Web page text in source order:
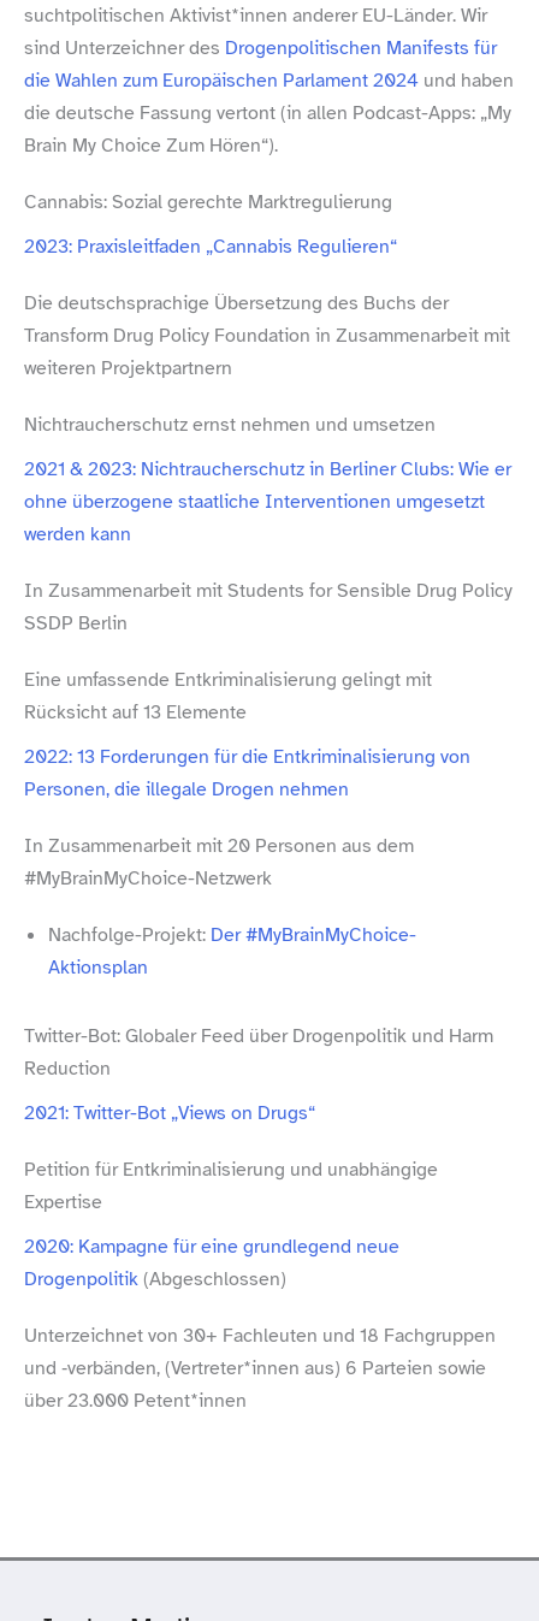
suchtpolitischen Aktivist*innen anderer EU-​Länder. Wir
sind Unterzeichner des Drogenpolitischen Manifests für
die Wahlen zum Europäischen Parlament 2024 und haben
die deutsche Fassung vertont (in allen Podcast-​Apps: „My
Brain My Choice Zum Hören“).
Cannabis: Sozial gerechte Marktregulierung
2023: Praxisleitfaden „Cannabis Regulieren“
Die deutschsprachige Übersetzung des Buchs der
Transform Drug Policy Foundation in Zusammenarbeit mit
weiteren Projektpartnern
Nichtraucherschutz ernst nehmen und umsetzen
2021 & 2023: Nichtraucherschutz in Berliner Clubs: Wie er
ohne überzogene staatliche Interventionen umgesetzt
werden kann
In Zusammenarbeit mit Students for Sensible Drug Policy
SSDP Berlin
Eine umfassende Entkriminalisierung gelingt mit
Rücksicht auf 13 Elemente
2022: 13 Forderungen für die Entkriminalisierung von
Personen, die illegale Drogen nehmen
In Zusammenarbeit mit 20 Personen aus dem
#MyBrainMyChoice-​Netzwerk
Nachfolge-​Projekt: Der #MyBrainMyChoice-​
Aktionsplan
Twitter-​Bot: Globaler Feed über Drogenpolitik und Harm
Reduction
2021: Twitter-​Bot „Views on Drugs“
Petition für Entkriminalisierung und unabhängige
Expertise
2020: Kampagne für eine grundlegend neue
Drogenpolitik(Abgeschlossen)
Unterzeichnet von 30+ Fachleuten und 18 Fachgruppen
und ‑verbänden, (Vertreter*innen aus) 6 Parteien sowie
über 23.000 Petent*innen